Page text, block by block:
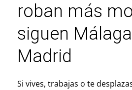
roban más
siguen
Madrid
Si vives, trabajas o te